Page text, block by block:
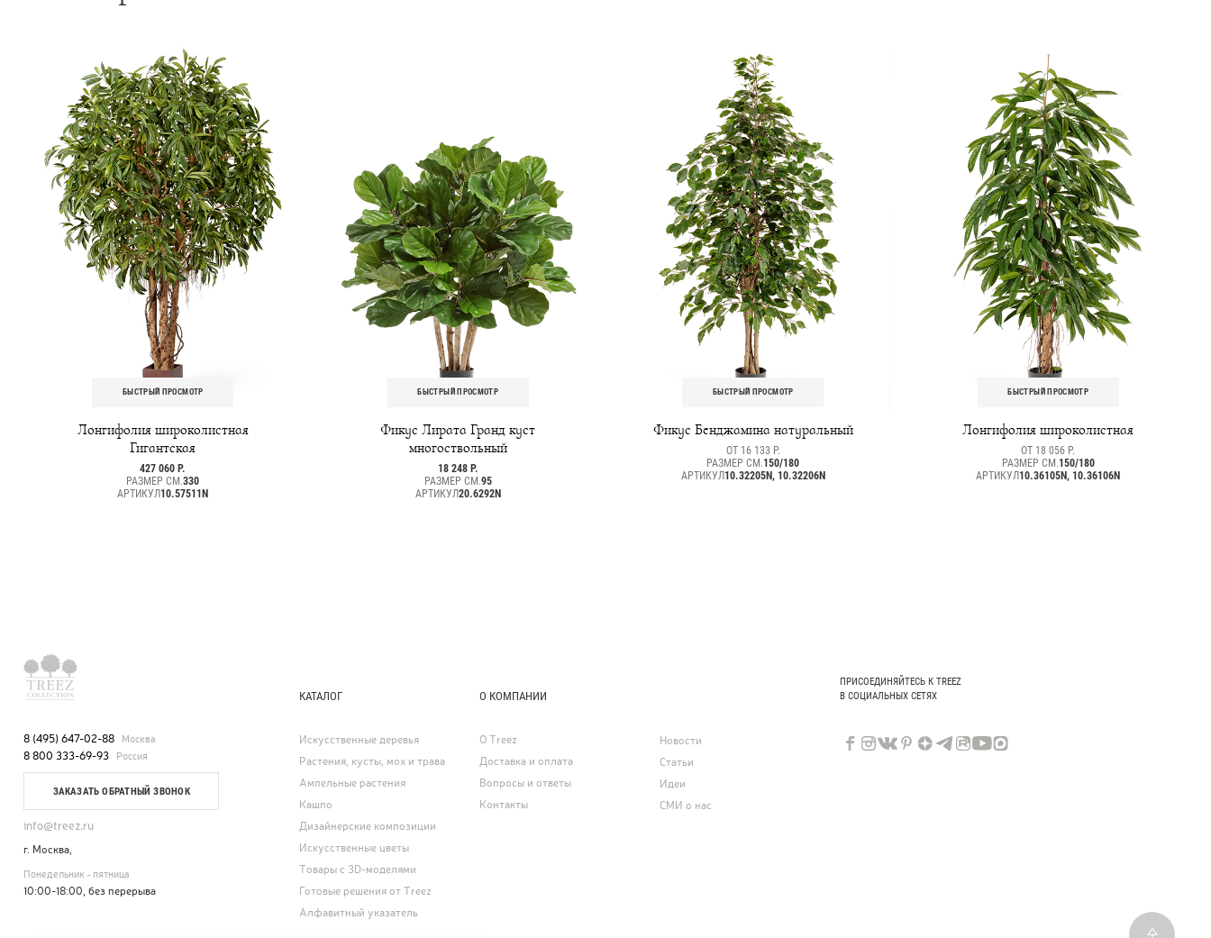
БЫСТРЫЙ ПРОСМОТР
Лонгифолия широколистная
Гигантская
427 060 Р.
РАЗМЕР СМ.330
АРТИКУЛ10.57511N
БЫСТРЫЙ ПРОСМОТР
Фикус Лирата Гранд куст
многоствольный
18 248 Р.
РАЗМЕР СМ.95
АРТИКУЛ20.6292N
БЫСТРЫЙ ПРОСМОТР
Фикус Бенджамина натуральный
ОТ 16 133 Р.
РАЗМЕР СМ.150/180
АРТИКУЛ10.32205N, 10.32206N
БЫСТРЫЙ ПРОСМОТР
Лонгифолия широколистная
ОТ 18 056 Р.
РАЗМЕР СМ.150/180
АРТИКУЛ10.36105N, 10.36106N
8 (495) 647-02-88 Москва
8 800 333-69-93 Россия
ЗАКАЗАТЬ ОБРАТНЫЙ ЗВОНОК
info@treez.ru
г. Москва,
Понедельник - пятница
10:00-18:00, без перерыва
КАТАЛОГ
Искусственные деревья
Растения, кусты, мох и трава
Ампельные растения
Кашпо
Дизайнерские композиции
Искусственные цветы
Товары с 3D-моделями
Готовые решения от Treez
Алфавитный указатель
О КОМПАНИИ
О Treez
Доставка и оплата
Вопросы и ответы
Контакты
Новости
Статьи
Идеи
СМИ о нас
ПРИСОЕДИНЯЙТЕСЬ К TREEZ
В СОЦИАЛЬНЫХ СЕТЯХ